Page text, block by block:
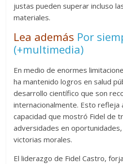
justas pueden superar incluso
materiales.
Lea además Por
(+multimedia)
En medio de enormes
ha mantenido logros en salud
desarrollo científico que son
internacionalmente. Esto refleja
capacidad que mostró Fidel de
adversidades en
victorias morales.
El liderazgo de Fidel Castro,